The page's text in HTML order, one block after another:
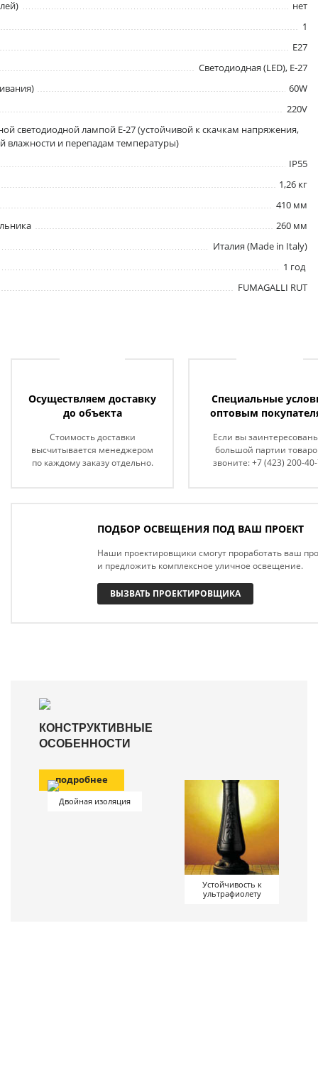
нет
1
E27
Светодиодная (LED), Е-27
60W
220V
светодиодной лампой E-27 (устойчивой к скачкам напряжения,
влажности и перепадам температуры)
IP55
1,26 кг
410 мм
260 мм
Италия (Made in Italy)
1 год
FUMAGALLI RUT
Осуществляем доставку
до объекта
Стоимость доставки
высчитывается менеджером
по каждому заказу отдельно.
Специальные
оптовым
Если вы
большой партии
звоните: +7 (423) 200-
ПОДБОР ОСВЕЩЕНИЯ ПОД ВАШ ПРОЕКТ
Наши проектировщики смогут проработать ваш
и предложить комплексное уличное освещение.
ВЫЗВАТЬ ПРОЕКТИРОВЩИКА
КОНСТРУКТИВНЫЕ
ОСОБЕННОСТИ
подробнее
Двойная изоляция
Устойчивость к
ультрафиолету